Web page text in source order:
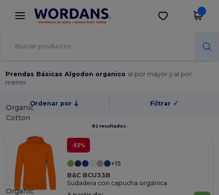
× App de Wordans
¡Mejores precios en app!
Descargar app
Prendas Básicas Algodon organico al por mayor y al por
menor
Ordenar por Filtrar ✓
82 resultados.
Organic
Cotton
-53%
+15
B&C BCU33B
Sudadera con capucha orgánica
Organic